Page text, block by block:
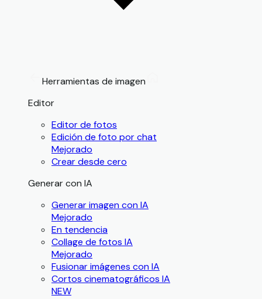
Herramientas de imagen
Editor
Editor de fotos
Edición de foto por chat
Mejorado
Crear desde cero
Generar con IA
Generar imagen con IA
Mejorado
En tendencia
Collage de fotos IA
Mejorado
Fusionar imágenes con IA
Cortos cinematográficos IA
NEW